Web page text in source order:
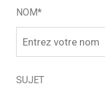
NOM*
SUJET